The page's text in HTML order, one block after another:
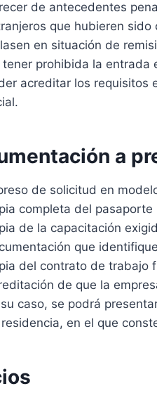
de antecedentes
que hubieren
en situación de
tener prohibida la entrada
acreditar los requisitos
a
de solicitud en
completa del
de la capacitación
que
del contrato de trabajo
de que la
su caso, se podrá
en el que